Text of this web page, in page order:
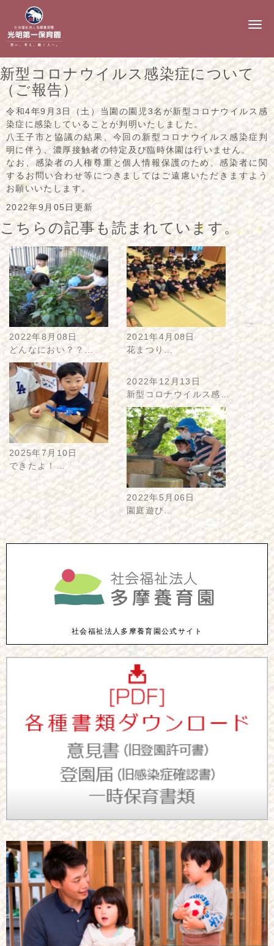
N
g
a
n
新型コロナウイルス感染症について
（ご報告）
令和4年9月3日（土）当園の園児3名が新型コロナウイルス感
染症に感染していることが判明いたしました。
八王子市と協議の結果、今回の新型コロナウイルス感染症判
明に伴う、濃厚接触者の特定及び臨時休園は行いません。
なお、感染者の人権尊重と個人情報保護のため、感染者に関
するお問い合わせ等につきましてはご遠慮いただきますよう
お願いいたします。
2022年9月05日更新
こちらの記事も読まれています。
2022年8月08日
どんなにおい？？…
2021年4月08日
花まつり…
2025年7月10日
できたよ！…
2022年12月13日
新型コロナウイルス感…
2022年5月06日
園庭遊び…
社会福祉法人多摩養育園公式サイト